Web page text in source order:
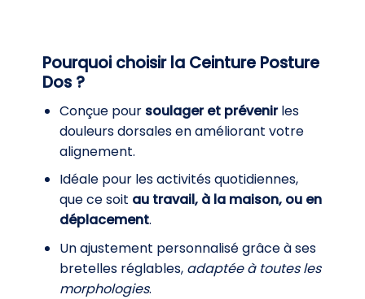
Pourquoi choisir la Ceinture Posture
Dos ?
Conçue pour soulager et prévenirles
douleurs dorsales en améliorant votre
alignement.
Idéale pour les activités quotidiennes,
que ce soit au travail, à la maison, ou en
déplacement.
Un ajustement personnalisé grâce à ses
bretelles réglables, adaptée à toutes les
morphologies.